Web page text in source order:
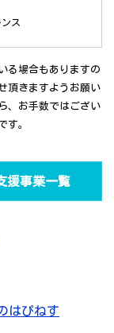
ス
る場合もありますの
頂きますようお願い
、お手数ではござい
す。
援事業一覧
はぴねす